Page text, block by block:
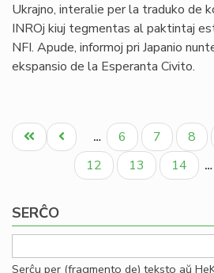
Ukrajno, interalie per la traduko de
INROj kiuj tegmentas al paktintaj
NFI. Apude, informoj pri Japanio
ekspansio de la Esperanta Civito.
Pagination
Unua
paĝo
Antaŭa
paĝo
… Paĝo
6 Paĝo
7 Paĝo
8
Paĝo
12 Paĝo
13 Paĝo
14 …
SERĈO
Serĉu per (fragmento de) teksto aŭ